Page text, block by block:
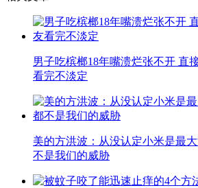
男子吃槟榔18年嘴溃烂张不开 直
看完不淡定
美的方洪波：从没认定小米是最
不是我们的威胁